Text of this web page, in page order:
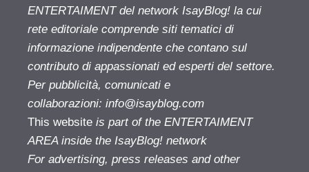
ENTERTAIMENT del network IsayBlog! la cui
rete editoriale comprende siti tematici di
informazione indipendente che contano sul
contributo di appassionati ed esperti del settore.
Per pubblicità, comunicati e
collaborazioni: info@isayblog.com
This website is part of the ENTERTAIMENT
AREA inside the IsayBlog! network
For advertising, press releases and other